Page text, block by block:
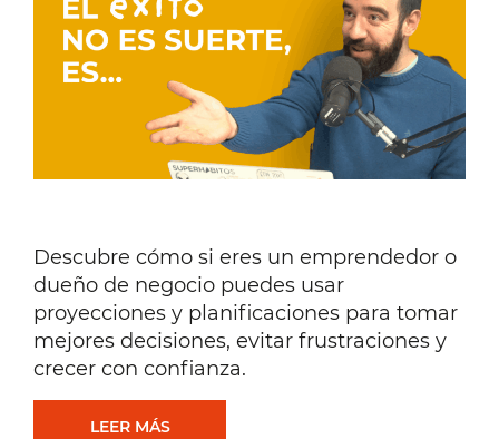
Descubre cómo si eres un emprendedor o
dueño de negocio puedes usar
proyecciones y planificaciones para tomar
mejores decisiones, evitar frustraciones y
crecer con confianza.
LEER MÁSTOMA